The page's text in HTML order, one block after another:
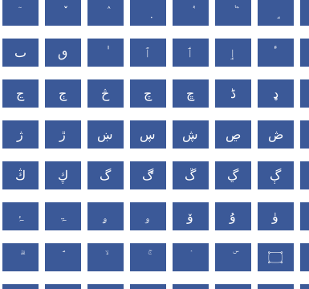
ٮ ٯ ٱ ٲ ٳ ٴ
ڃ ڄ څ چ ڇ ڈ ډ
ژ ڙ ښ ڛ ڜ ڝ ڞ
ڭ ڮ گ ڰ ڱ ڲ ڳ
ۂ ۃ ۄ ۅ ۆ ۇ ۈ
۝